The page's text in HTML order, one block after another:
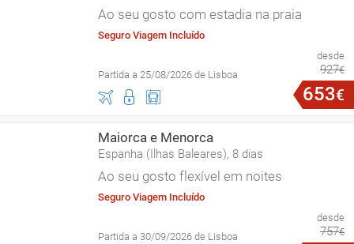
Ao seu gosto com estadia na praia
Seguro Viagem Incluído
Partida a 25/08/2026 de Lisboa
desde
927€
653€
Maiorca e Menorca
Espanha (Ilhas Baleares), 8 dias
Ao seu gosto flexível em noites
Seguro Viagem Incluído
Partida a 30/09/2026 de Lisboa
desde
757€